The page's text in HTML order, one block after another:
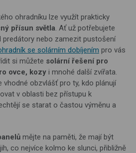
ohradníku lze využít prakticky
přísun světla. Ať už potřebujete
predátory nebo zamezit pustošení
se solárním dobíjením pro vás
si můžete solární řešení pro
ovce, kozy i mnohé další zvířata.
vhodné obzvlášť pro ty, kdo plánují
v oblasti bez přístupu k
se starat o častou výměnu a
mějte na paměti, že mají být
co nejvíce kolmo ke slunci, přibližně